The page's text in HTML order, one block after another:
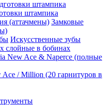
штампика
Замковые
Искусственные зубы
в бобинах
New Ace & Naperce (полные
Ace / Million (20 гарнитуров в